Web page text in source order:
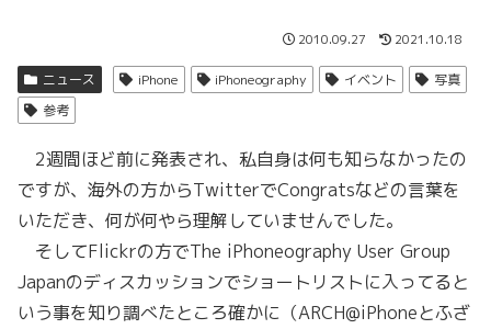
2010.09.27 2021.10.18
ニュース iPhone iPhoneography イベント
写真
参考
2週間ほど前に発表され、私自身は何も知らなかったの
ですが、海外の方からTwitterでCongratsなどの言葉を
いただき、何が何やら理解していませんでした。
そしてFlickrの方でThe iPhoneography User Group
Japanのディスカッションでショートリストに入ってると
いう事を知り調べたところ確かに（ARCH@iPhoneとふざ